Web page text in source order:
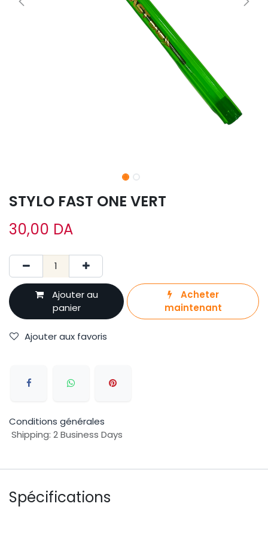
STYLO FAST ONE VERT
30,00 DA
Ajouter au
panier
Acheter
maintenant
Ajouter aux favoris
Conditions générales
Shipping: 2 Business Days
Spécifications